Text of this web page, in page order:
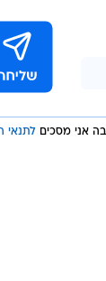
אור
פוליטי